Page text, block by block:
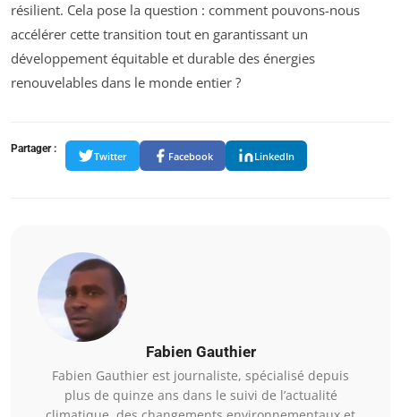
résilient. Cela pose la question : comment pouvons-nous
accélérer cette transition tout en garantissant un
développement équitable et durable des énergies
renouvelables dans le monde entier ?
Partager :
Twitter Facebook LinkedIn
Fabien Gauthier
Fabien Gauthier est journaliste, spécialisé depuis
plus de quinze ans dans le suivi de l’actualité